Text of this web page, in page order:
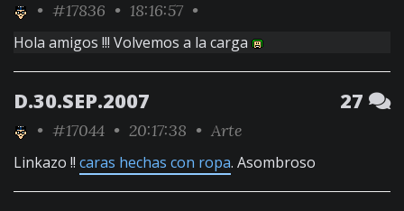
• #17836 • 18:16:57 •
Hola amigos !!! Volvemos a la carga
D.30.SEP.2007 27
• #17044 • 20:17:38 • Arte
Linkazo !! caras hechas con ropa. Asombroso